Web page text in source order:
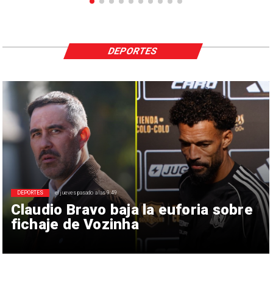
Claudio Bravo baja la euforia sobre
fichaje de Vozinha
DEPORTES el jueves pasado a las 9:49
DEPORTES